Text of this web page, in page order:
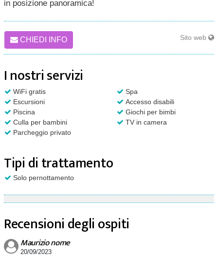
in posizione panoramica!
CHIEDI INFO Sito web
I nostri servizi
WiFi gratis
Spa
Escursioni
Accesso disabili
Piscina
Giochi per bimbi
Culla per bambini
TV in camera
Parcheggio privato
Tipi di trattamento
Solo pernottamento
Recensioni degli ospiti
Maurizio nome
20/09/2023